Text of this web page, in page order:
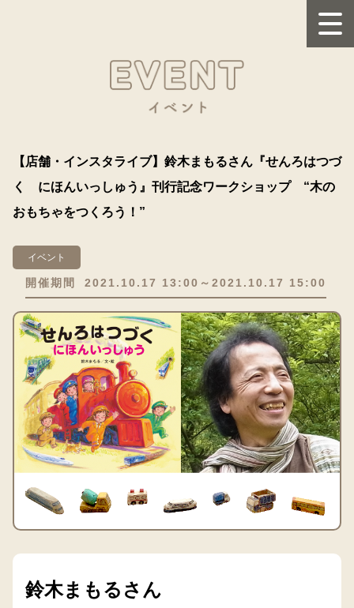
【店舗・インスタライブ】鈴木まもるさん『せんろはつづ
く にほんいっしゅう』刊行記念ワークショップ “木の
おもちゃをつくろう！”
イベント
開催期間 2021.10.17 13:00～2021.10.17 15:00
鈴木まもるさん